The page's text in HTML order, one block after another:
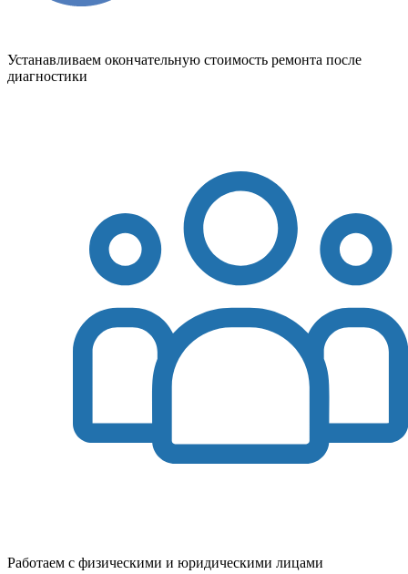
Устанавливаем окончательную стоимость ремонта после
диагностики
Работаем с физическими и юридическими лицами